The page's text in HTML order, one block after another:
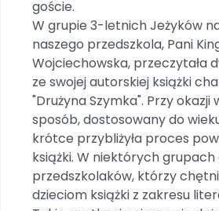
POLECAMY
Wybierz prezent
Przy zamówieniu prenumeraty
Zaplanuj rok przedszkolny
Materiały na nowy rok
Archiwalne numery
Pomoc
Letnia wyprzedaż
Promocje w sklepie
Nowości
Zapowiedzi
Polecamy
Promocje
Bliżej Pieska
Pomoc zwierzętom
Książka (dla)
Promowanie czytelnictwa
Filmy edukacyjne
goście.
W grupie 3-letnich Jeżyków
naszego przedszkola, Pani
Wojciechowska, przeczytała
ze swojej autorskiej książki
"Drużyna Szymka". Przy
sposób, dostosowany do
krótce przybliżyła proces
książki. W niektórych
przedszkolaków, którzy
dzieciom książki z zakresu